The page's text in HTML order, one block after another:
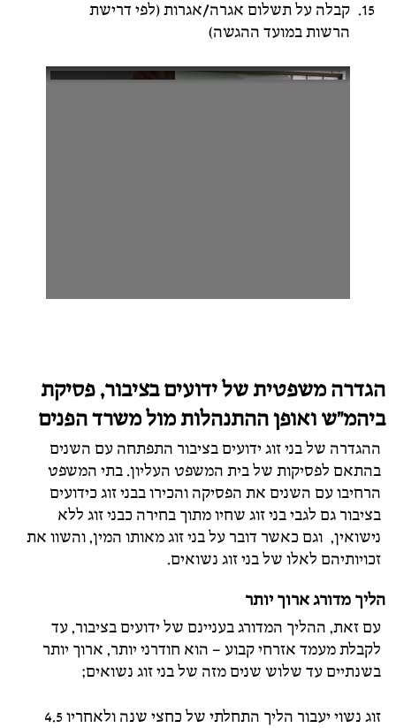
קבלה על תשלום אגרה/אגרות (לפי דרישת
הרשות במועד ההגשה)
הגדרה משפטית של ידועים בציבור, פסיקת
ביהמ"ש ואופן ההתנהלות מול משרד הפנים
ההגדרה של בני זוג ידועים בציבור התפתחה עם השנים
בהתאם לפסיקות של בית המשפט העליון. בתי המשפט
הרחיבו עם השנים את הפסיקה והכירו בבני זוג כידועים
בציבור גם לגבי בני זוג שחיו מתוך בחירה כבני זוג ללא
נישואין, וגם כאשר דובר על בני זוג מאותו המין, והשוו את
זכויותיהם לאלו של בני זוג נשואים.
הליך מדורג ארוך יותר
עם זאת, ההליך המדורג בעניינם של ידועים בציבור, עד
לקבלת מעמד אזרחי קבוע – הוא חודרני יותר, ארוך יותר
בשנתיים עד שלוש שנים מזה של בני זוג נשואים;
זוג נשוי יעבור הליך התחלתי של כחצי שנה ולאחריו 4.5